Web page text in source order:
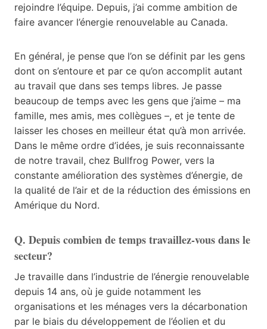
rejoindre l’équipe. Depuis, j’ai comme ambition de
faire avancer l’énergie renouvelable au Canada.
En général, je pense que l’on se définit par les gens
dont on s’entoure et par ce qu’on accomplit autant
au travail que dans ses temps libres. Je passe
beaucoup de temps avec les gens que j’aime – ma
famille, mes amis, mes collègues –, et je tente de
laisser les choses en meilleur état qu’à mon arrivée.
Dans le même ordre d’idées, je suis reconnaissante
de notre travail, chez Bullfrog Power, vers la
constante amélioration des systèmes d’énergie, de
la qualité de l’air et de la réduction des émissions en
Amérique du Nord.
Q. Depuis combien de temps travaillez-vous dans le
secteur?
Je travaille dans l’industrie de l’énergie renouvelable
depuis 14 ans, où je guide notamment les
organisations et les ménages vers la décarbonation
par le biais du développement de l’éolien et du